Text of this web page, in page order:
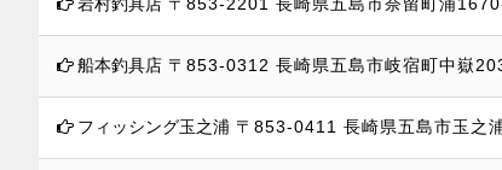
岩村釣具店 〒853-2201 長崎県五島市奈留町浦
船本釣具店 〒853-0312 長崎県五島市岐宿町中嶽
フィッシング玉之浦 〒853-0411 長崎県五島市玉之